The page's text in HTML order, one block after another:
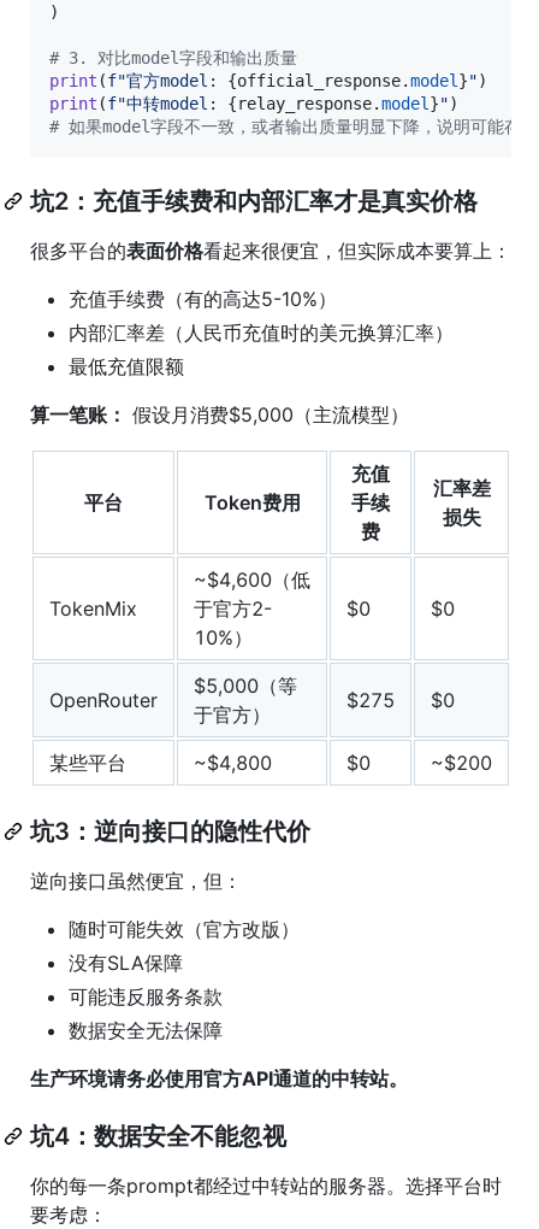
)
# 3. 对比model字段和输出质量
print (f"官方model: {official_response.model }"
print (f"中转model: {relay_response.model }"
# 如果model字段不一致，或者输出质量明显下降，说明可能存
坑2：充值手续费和内部汇率才是真实价格
很多平台的表面价格看起来很便宜，但实际成本要算上：
充值手续费（有的高达5-10%）
内部汇率差（人民币充值时的美元换算汇率）
最低充值限额
算一笔账： 假设月消费$5,000（主流模型）
平台 Token费用
充值
手续
费
汇率差
损失
TokenMix
~$4,600（低
于官方2-
10%）
$0 $0
OpenRouter
$5,000（等
于官方）
$275 $0
某些平台 ~$4,800 $0 ~$200
坑3：逆向接口的隐性代价
逆向接口虽然便宜，但：
随时可能失效（官方改版）
没有SLA保障
可能违反服务条款
数据安全无法保障
生产环境请务必使用官方API通道的中转站。
坑4：数据安全不能忽视
你的每一条prompt都经过中转站的服务器。选择平台时
要考虑：